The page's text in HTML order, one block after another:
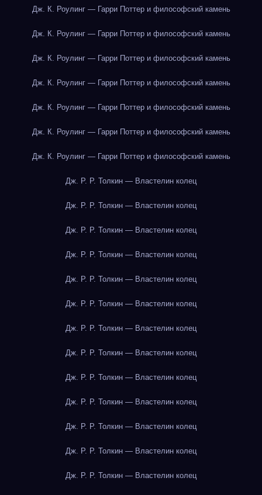
Дж. К. Роулинг — Гарри Поттер и философский камень
Дж. К. Роулинг — Гарри Поттер и философский камень
Дж. К. Роулинг — Гарри Поттер и философский камень
Дж. К. Роулинг — Гарри Поттер и философский камень
Дж. К. Роулинг — Гарри Поттер и философский камень
Дж. К. Роулинг — Гарри Поттер и философский камень
Дж. К. Роулинг — Гарри Поттер и философский камень
Дж. Р. Р. Толкин — Властелин колец
Дж. Р. Р. Толкин — Властелин колец
Дж. Р. Р. Толкин — Властелин колец
Дж. Р. Р. Толкин — Властелин колец
Дж. Р. Р. Толкин — Властелин колец
Дж. Р. Р. Толкин — Властелин колец
Дж. Р. Р. Толкин — Властелин колец
Дж. Р. Р. Толкин — Властелин колец
Дж. Р. Р. Толкин — Властелин колец
Дж. Р. Р. Толкин — Властелин колец
Дж. Р. Р. Толкин — Властелин колец
Дж. Р. Р. Толкин — Властелин колец
Дж. Р. Р. Толкин — Властелин колец